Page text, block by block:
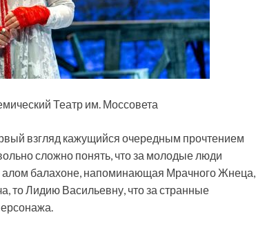
Театр им. Моссовета
взгляд кажущийся очередным прочтением
сложно понять, что за молодые люди
алом балахоне, напоминающая Мрачного Жнеца,
то Лидию Васильевну, что за странные